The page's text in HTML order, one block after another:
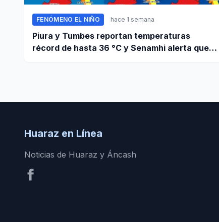
FENÓMENO EL NIÑO hace 1 semana
Piura y Tumbes reportan temperaturas
récord de hasta 36 °C y Senamhi alerta que
Huaraz en Línea
Noticias de Huaraz y Áncash